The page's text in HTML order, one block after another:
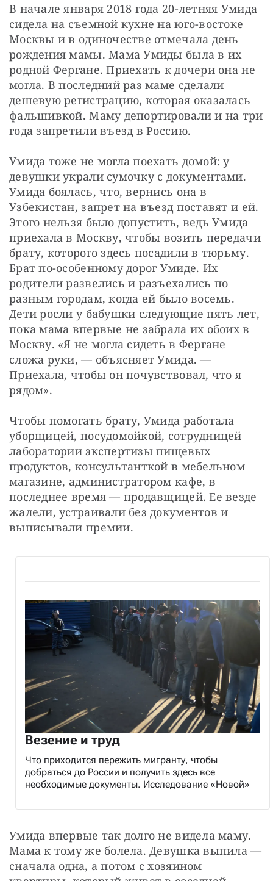
В начале января 2018 года 20-летняя Умида
сидела на съемной кухне на юго-востоке
Москвы и в одиночестве отмечала день
рождения мамы. Мама Умиды была в их
родной Фергане. Приехать к дочери она не
могла. В последний раз маме сделали
дешевую регистрацию, которая оказалась
фальшивкой. Маму депортировали и на три
года запретили въезд в Россию.
Умида тоже не могла поехать домой: у
девушки украли сумочку с документами.
Умида боялась, что, вернись она в
Узбекистан, запрет на въезд поставят и ей.
Этого нельзя было допустить, ведь Умида
приехала в Москву, чтобы возить передачи
брату, которого здесь посадили в тюрьму.
Брат по-особенному дорог Умиде. Их
родители развелись и разъехались по
разным городам, когда ей было восемь.
Дети росли у бабушки следующие пять лет,
пока мама впервые не забрала их обоих в
Москву. «Я не могла сидеть в Фергане
сложа руки, — объясняет Умида. —
Приехала, чтобы он почувствовал, что я
рядом».
Чтобы помогать брату, Умида работала
уборщицей, посудомойкой, сотрудницей
лаборатории экспертизы пищевых
продуктов, консультанткой в мебельном
магазине, администратором кафе, в
последнее время — продавщицей. Ее везде
жалели, устраивали без документов и
выписывали премии.
Везение и труд
Что приходится пережить мигранту, чтобы
добраться до России и получить здесь все
необходимые документы. Исследование «Новой»
Умида впервые так долго не видела маму.
Мама к тому же болела. Девушка выпила —
сначала одна, а потом с хозяином